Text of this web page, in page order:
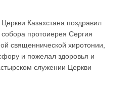
Казахстана поздравил
собора протоиерея Сергия
священнической хиротонии,
и пожелал здоровья и
служении Церкви